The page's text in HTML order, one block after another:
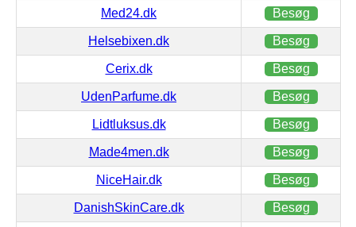
Med24.dk Besøg
Helsebixen.dk Besøg
Cerix.dk Besøg
UdenParfume.dk Besøg
Lidtluksus.dk Besøg
Made4men.dk Besøg
NiceHair.dk Besøg
DanishSkinCare.dk Besøg